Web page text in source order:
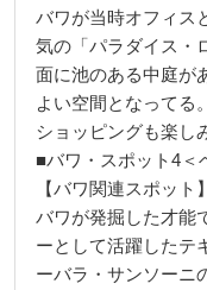
バワが当時オフィス
気の「パラダイス・
面に池のある中庭が
よい空間となってる
ショッピングも楽し
■バワ・スポット4＜
【バワ関連スポット
バワが発掘した才能
ーとして活躍したテ
ーバラ・サンソーニ